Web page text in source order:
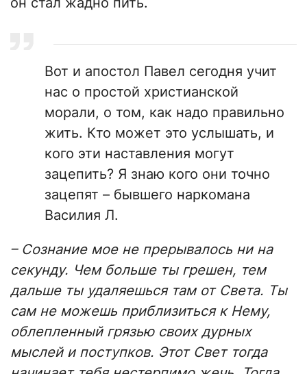
Вот и апостол Павел сегодня учит
нас о простой христианской
морали, о том, как надо правильно
жить. Кто может это услышать, и
кого эти наставления могут
зацепить? Я знаю кого они точно
зацепят – бывшего наркомана
Василия Л.
– Сознание мое не прерывалось ни на
секунду. Чем больше ты грешен, тем
дальше ты удаляешься там от Света. Ты
сам не можешь приблизиться к Нему,
облепленный грязью своих дурных
мыслей и поступков. Этот Свет тогда